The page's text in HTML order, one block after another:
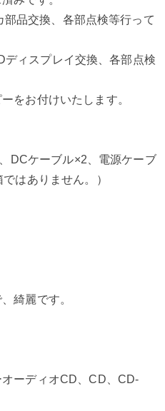
品交換、各部点検等行って
ィスプレイ交換、各部点検
をお付けいたします。
DCケーブル×2、電源ケーブ
はありません。）
綺麗です。
ーディオCD、CD、CD-